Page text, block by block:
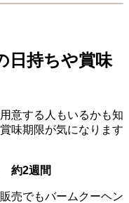
日持ちや賞味
意する人もいるかも知
味期限が気になります
約2週間
売でもバームクーヘン